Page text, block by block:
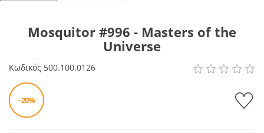
Mosquitor #996 - Masters of the
Universe
Κωδικός 500.100.0126
- 20%